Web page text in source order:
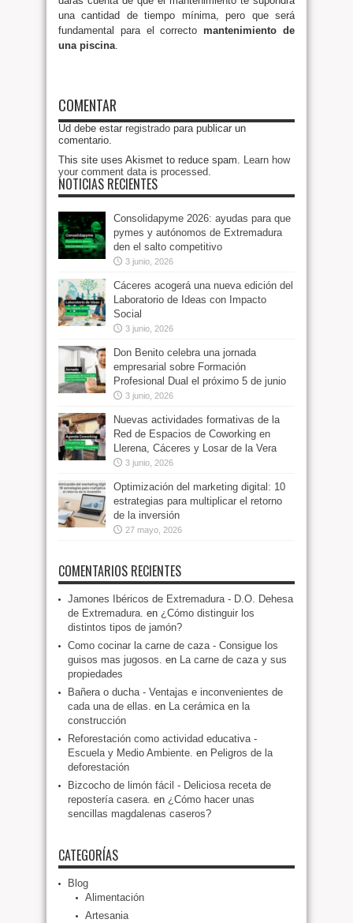
una cantidad de tiempo mínima, pero que será
fundamental para el correctomantenimiento de
una piscina.
COMENTAR
Ud debe estar registrado para publicar un
comentario.
This site uses Akismet to reduce spam. Learn how
your comment data is processed.
NOTICIAS RECIENTES
Consolidapyme 2026: ayudas para que
pymes y autónomos de Extremadura
den el salto competitivo
3 junio, 2026
Cáceres acogerá una nueva edición del
Laboratorio de Ideas con Impacto
Social
3 junio, 2026
Don Benito celebra una jornada
empresarial sobre Formación
Profesional Dual el próximo 5 de junio
3 junio, 2026
Nuevas actividades formativas de la
Red de Espacios de Coworking en
Llerena, Cáceres y Losar de la Vera
3 junio, 2026
Optimización del marketing digital: 10
estrategias para multiplicar el retorno
de la inversión
27 mayo, 2026
COMENTARIOS RECIENTES
Jamones Ibéricos de Extremadura - D.O. Dehesa
de Extremadura. en ¿Cómo distinguir los
distintos tipos de jamón?
Como cocinar la carne de caza - Consigue los
guisos mas jugosos. en La carne de caza y sus
propiedades
Bañera o ducha - Ventajas e inconvenientes de
cada una de ellas. en La cerámica en la
construcción
Reforestación como actividad educativa -
Escuela y Medio Ambiente. en Peligros de la
deforestación
Bizcocho de limón fácil - Deliciosa receta de
repostería casera. en ¿Cómo hacer unas
sencillas magdalenas caseros?
CATEGORÍAS
Blog
Alimentación
Artesania